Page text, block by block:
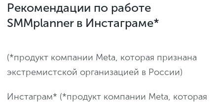
Рекомендации по работе
SMMplanner в Инстаграме*
(*продукт компании Meta, которая признана
экстремистской организацией в России)
Инстаграм* (*продукт компании Meta, которая